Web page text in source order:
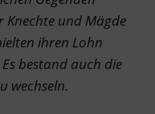
Knechte und Mägde
ihren Lohn
bestand auch die
wechseln.